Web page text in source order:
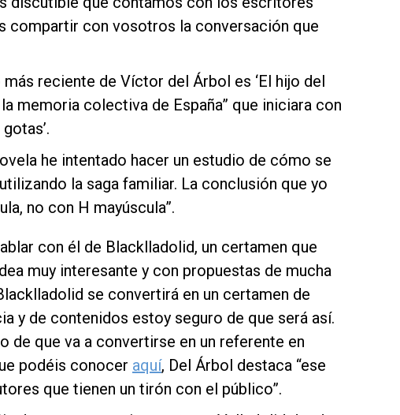
compartir con vosotros la conversación que
reciente de Víctor del Árbol es ‘El hijo del
memoria colectiva de España” que iniciara con
he intentado hacer un estudio de cómo se
la saga familiar. La conclusión que yo
no con H mayúscula”.
con él de Blacklladolid, un certamen que
muy interesante y con propuestas de mucha
se convertirá en un certamen de
y de contenidos estoy seguro de que será así.
de que va a convertirse en un referente en
podéis conocer aquí, Del Árbol destaca “ese
que tienen un tirón con el público”.